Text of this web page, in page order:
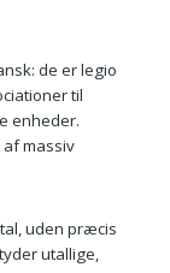
de er legio
til
enheder.
massiv
uden præcis
utallige,